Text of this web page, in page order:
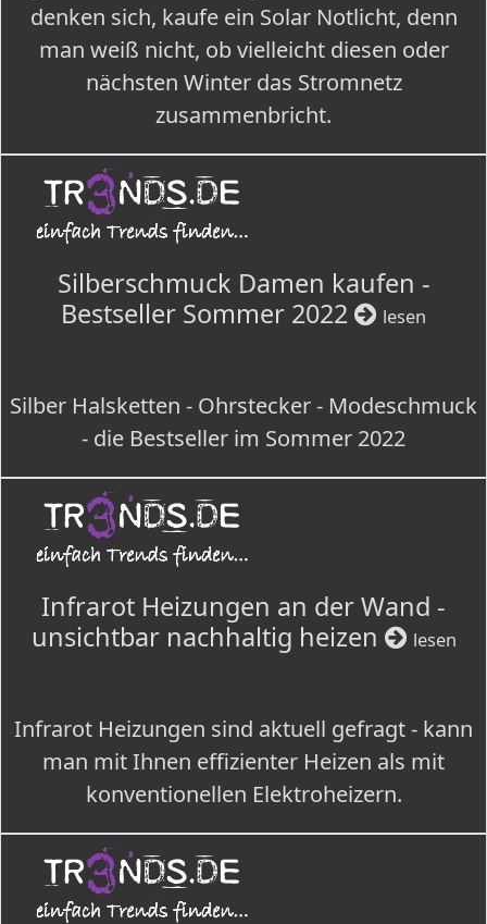
denken sich, kaufe ein Solar Notlicht, denn
man weiß nicht, ob vielleicht diesen oder
nächsten Winter das Stromnetz
zusammenbricht.
Silberschmuck Damen kaufen -
Bestseller Sommer 2022
lesen
Silber Halsketten - Ohrstecker - Modeschmuck
- die Bestseller im Sommer 2022
Infrarot Heizungen an der Wand -
unsichtbar nachhaltig heizen
lesen
Infrarot Heizungen sind aktuell gefragt - kann
man mit Ihnen effizienter Heizen als mit
konventionellen Elektroheizern.